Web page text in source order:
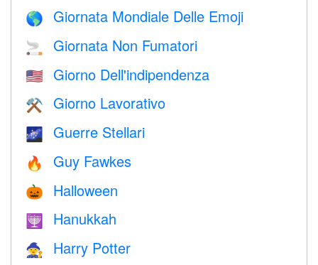
🌎 Giornata Mondiale Delle Emoji
🚬 Giornata Non Fumatori
🇺🇸 Giorno Dell'indipendenza
⚒️ Giorno Lavorativo
🌌 Guerre Stellari
🔥 Guy Fawkes
🎃 Halloween
🕎 Hanukkah
🧙 Harry Potter